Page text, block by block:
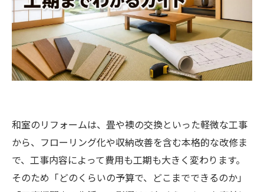
和室のリフォームは、畳や襖の交換といった軽微な工事
から、フローリング化や収納改善を含む本格的な改修ま
で、工事内容によって費用も工期も大きく変わります。
そのため「どのくらいの予算で、どこまでできるのか」